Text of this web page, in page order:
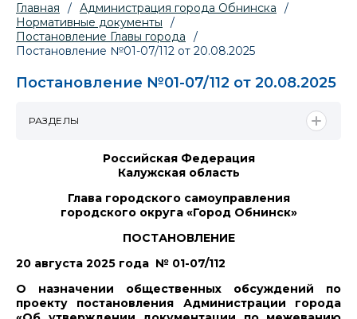
Главная / Администрация города Обнинска
/
Нормативные документы
/
Постановление Главы города
/
Постановление №01-07/112 от 20.08.2025
Постановление №01-07/112 от 20.08.2025
Российская Федерация
Калужская область
Глава городского самоуправления
городского округа «Город Обнинск»
ПОСТАНОВЛЕНИЕ
20 августа 2025 года № 01-07/112
О назначении общественных обсуждений по
проекту постановления Администрации города
РАЗДЕЛЫ